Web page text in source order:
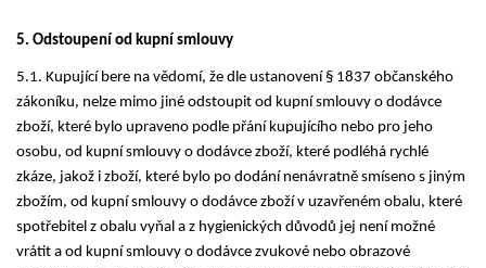
5. Odstoupení od kupní smlouvy
5.1. Kupující bere na vědomí, že dle ustanovení § 1837 občanského
zákoníku, nelze mimo jiné odstoupit od kupní smlouvy o dodávce
zboží, které bylo upraveno podle přání kupujícího nebo pro jeho
osobu, od kupní smlouvy o dodávce zboží, které podléhá rychlé
zkáze, jakož i zboží, které bylo po dodání nenávratně smíseno s jiným
zbožím, od kupní smlouvy o dodávce zboží v uzavřeném obalu, které
spotřebitel z obalu vyňal a z hygienických důvodů jej není možné
vrátit a od kupní smlouvy o dodávce zvukové nebo obrazové